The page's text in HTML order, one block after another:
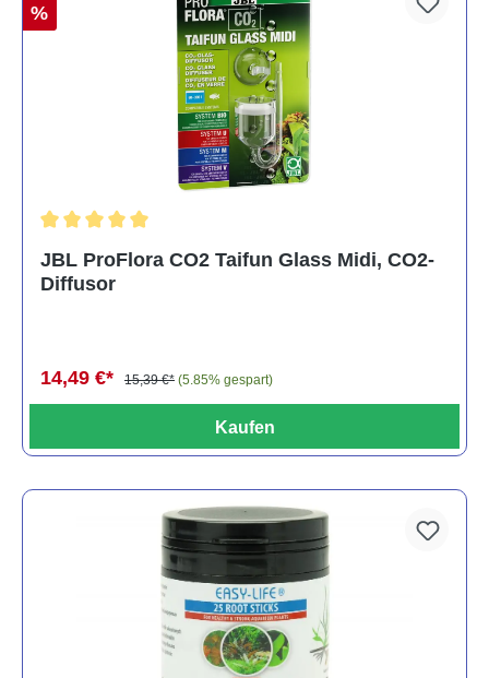
%
JBL ProFlora CO2 Taifun Glass Midi, CO2-
Diffusor
14,49 €* 15,39 €* (5.85% gespart)
Kaufen